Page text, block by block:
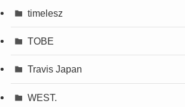
timelesz
TOBE
Travis Japan
WEST.